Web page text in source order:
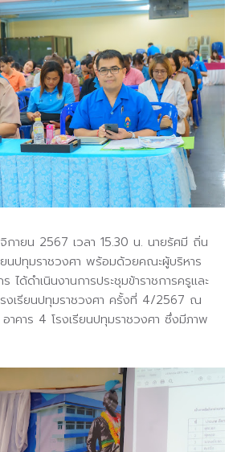
ยน 2567 เวลา 15.30 น. นายรัศมี ถิ่น
ยนปทุมราชวงศา พร้อมด้วยคณะผู้บริหาร
ได้ดำเนินงานการประชุมข้าราชการครูและ
รงเรียนปทุมราชวงศา ครั้งที่ 4/2567 ณ
าคาร 4 โรงเรียนปทุมราชวงศา ซึ่งมีภาพ